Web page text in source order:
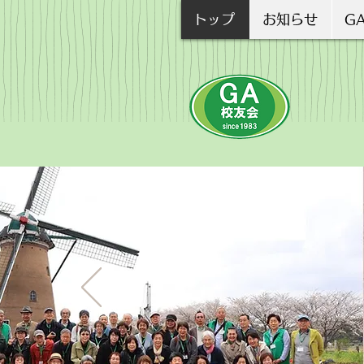
トップ お知らせ